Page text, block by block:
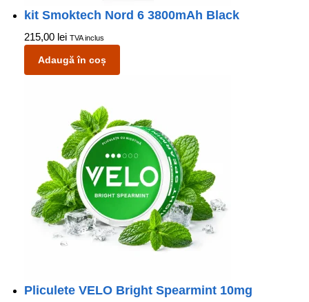
kit Smoktech Nord 6 3800mAh Black
215,00 lei TVA inclus
Adaugă în coș
Pliculete VELO Bright Spearmint 10mg